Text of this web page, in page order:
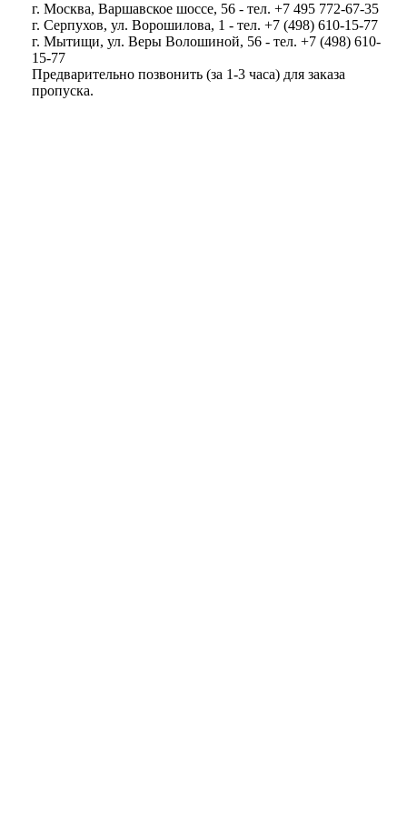
г. Москва, Варшавское шоссе, 56 - тел. +7 495 772-67-35
г. Серпухов, ул. Ворошилова, 1 - тел. +7 (498) 610-15-77
г. Мытищи, ул. Веры Волошиной, 56 - тел. +7 (498) 610-
15-77
Предварительно позвонить (за 1-3 часа) для заказа
пропуска.